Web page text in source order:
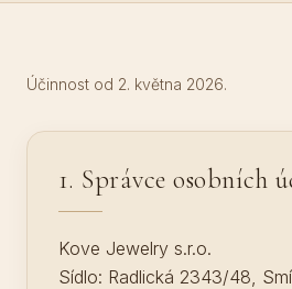
Účinnost od 2. května 2026.
1. Správce osobních
Kove Jewelry s.r.o.
Sídlo: Radlická 2343/48,